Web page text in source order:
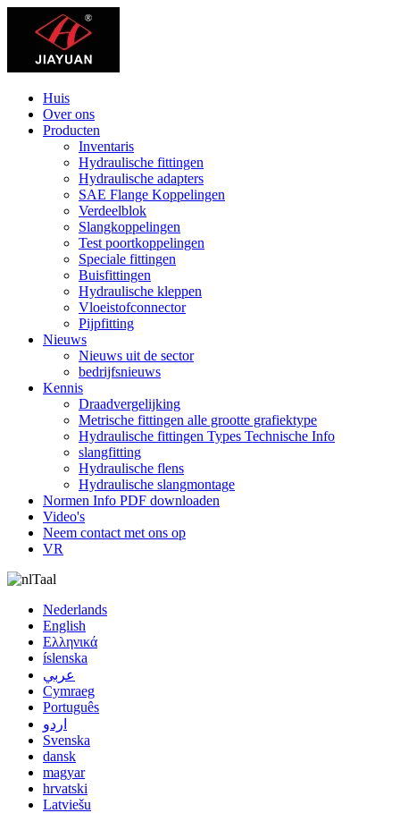
Huis
Over ons
Producten
Inventaris
Hydraulische fittingen
Hydraulische adapters
SAE Flange Koppelingen
Verdeelblok
Slangkoppelingen
Test poortkoppelingen
Speciale fittingen
Buisfittingen
Hydraulische kleppen
Vloeistofconnector
Pijpfitting
Nieuws
Nieuws uit de sector
bedrijfsnieuws
Kennis
Draadvergelijking
Metrische fittingen alle grootte grafiektype
Hydraulische fittingen Types Technische Info
slangfitting
Hydraulische flens
Hydraulische slangmontage
Normen Info PDF downloaden
Video's
Neem contact met ons op
VR
Taal
Nederlands
English
Ελληνικά
íslenska
عربي
Cymraeg
Português
اردو
Svenska
dansk
magyar
hrvatski
Latviešu